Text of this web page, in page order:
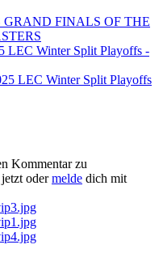
GRAND FINALS OF THE
LEC Winter Split Playoffs -
LEC Winter Split Playoffs
Kommentar zu
odermelde dich mit